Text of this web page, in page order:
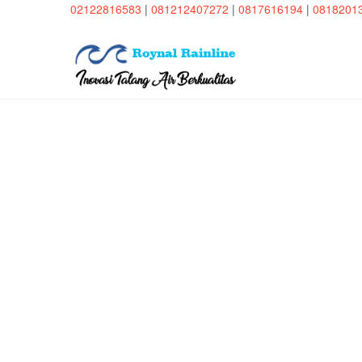
02122816583 | 081212407272 | 0817616194 |